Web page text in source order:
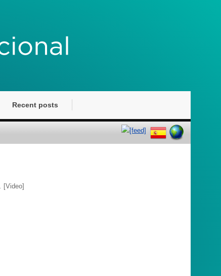
Recent posts
[Video]